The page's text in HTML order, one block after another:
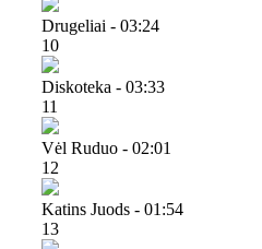
Drugeliai - 03:24
10
Diskoteka - 03:33
11
Vėl Ruduo - 02:01
12
Katins Juods - 01:54
13